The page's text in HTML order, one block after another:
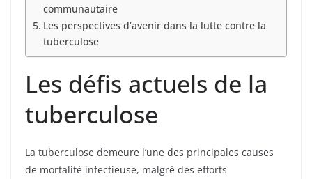
communautaire
Les perspectives d’avenir dans la lutte contre la
tuberculose
Les défis actuels de la
tuberculose
La tuberculose demeure l’une des principales causes
de mortalité infectieuse, malgré des efforts